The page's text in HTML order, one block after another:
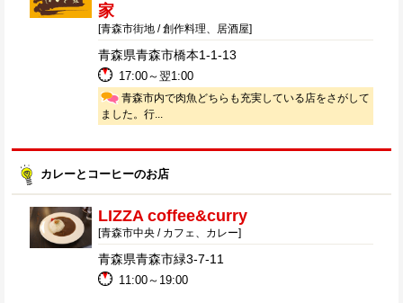
家
[青森市街地 / 創作料理、居酒屋]
青森県青森市橋本1-1-13
17:00～翌1:00
青森市内で肉魚どちらも充実している店をさがして
ました。行...
カレーとコーヒーのお店
LIZZA coffee&curry
[青森市中央 / カフェ、カレー]
青森県青森市緑3-7-11
11:00～19:00